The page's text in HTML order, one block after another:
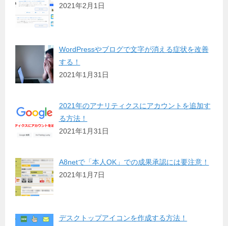
2021年2月1日
WordPressやブログで文字が消える症状を改善
する！
2021年1月31日
2021年のアナリティクスにアカウントを追加す
る方法！
2021年1月31日
A8netで「本人OK」での成果承認には要注意！
2021年1月7日
デスクトップアイコンを作成する方法！